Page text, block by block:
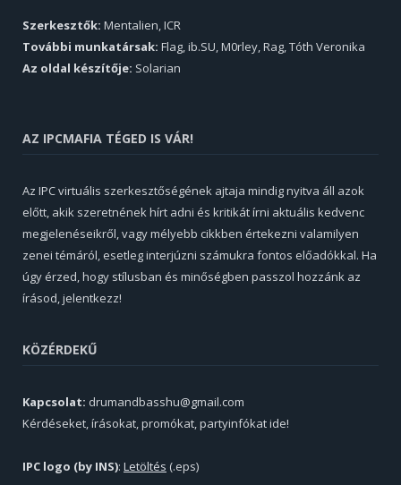
Szerkesztők: Mentalien, ICR
További munkatársak: Flag, ib.SU, M0rley, Rag, Tóth Veronika
Az oldal készítője: Solarian
AZ IPCMAFIA TÉGED IS VÁR!
Az IPC virtuális szerkesztőségének ajtaja mindig nyitva áll azok
előtt, akik szeretnének hírt adni és kritikát írni aktuális kedvenc
megjelenéseikről, vagy mélyebb cikkben értekezni valamilyen
zenei témáról, esetleg interjúzni számukra fontos előadókkal. Ha
úgy érzed, hogy stílusban és minőségben passzol hozzánk az
írásod, jelentkezz!
KÖZÉRDEKŰ
Kapcsolat: drumandbasshu@gmail.com
Kérdéseket, írásokat, promókat, partyinfókat ide!
IPC logo (by INS): Letöltés (.eps)